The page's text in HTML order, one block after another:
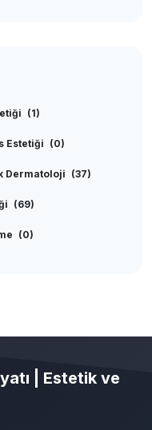
(1)
Estetiği (0)
Dermatoloji (37)
(69)
(0)
| Estetik ve